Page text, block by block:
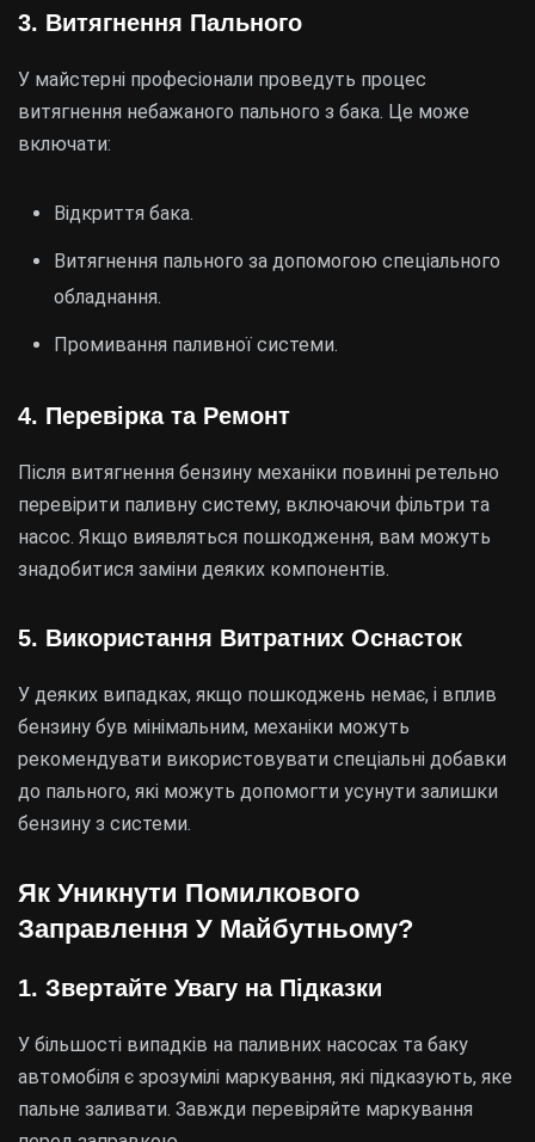
3. Витягнення Пального
У майстерні професіонали проведуть процес
витягнення небажаного пального з бака. Це може
включати:
Відкриття бака.
Витягнення пального за допомогою спеціального
обладнання.
Промивання паливної системи.
4. Перевірка та Ремонт
Після витягнення бензину механіки повинні ретельно
перевірити паливну систему, включаючи фільтри та
насос. Якщо виявляться пошкодження, вам можуть
знадобитися заміни деяких компонентів.
5. Використання Витратних Оснасток
У деяких випадках, якщо пошкоджень немає, і вплив
бензину був мінімальним, механіки можуть
рекомендувати використовувати спеціальні добавки
до пального, які можуть допомогти усунути залишки
бензину з системи.
Як Уникнути Помилкового
Заправлення У Майбутньому?
1. Звертайте Увагу на Підказки
У більшості випадків на паливних насосах та баку
автомобіля є зрозумілі маркування, які підказують, яке
пальне заливати. Завжди перевіряйте маркування